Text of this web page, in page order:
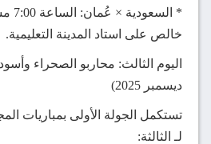
*
خالص على استاد المدينة التعليمية.
ديسمبر 2025)
تستكمل الجولة الأولى بمباريات
لـ الثالثة: